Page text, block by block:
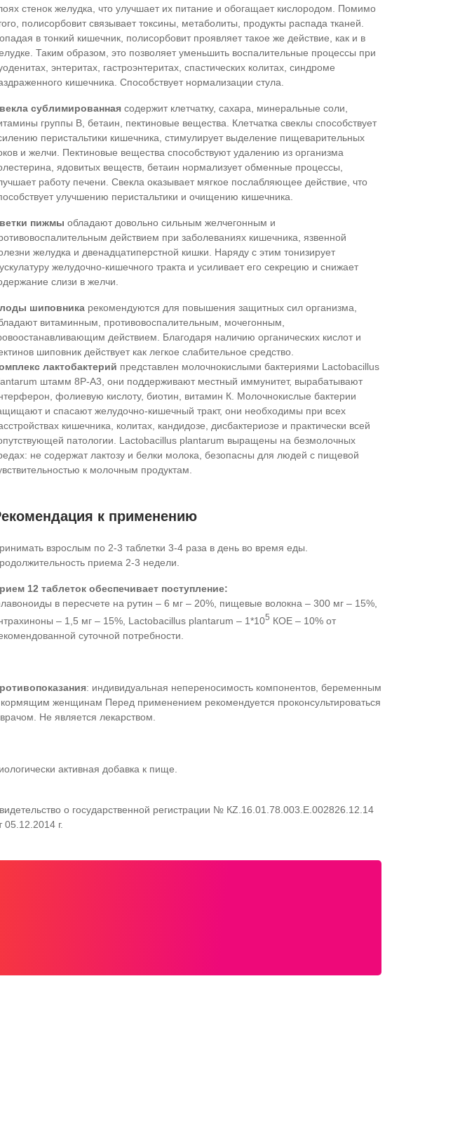
стенок желудка, что улучшает их питание и обогащает кислородом. Помимо
полисорбовит связывает токсины, метаболиты, продукты распада тканей.
в тонкий кишечник, полисорбовит проявляет такое же действие, как и в
Таким образом, это позволяет уменьшить воспалительные процессы при
энтеритах, гастроэнтеритах, спастических колитах, синдроме
кишечника. Способствует нормализации стула.
сублимированная содержит клетчатку, сахара, минеральные соли,
группы В, бетаин, пектиновые вещества. Клетчатка свеклы способствует
перистальтики кишечника, стимулирует выделение пищеварительных
и желчи. Пектиновые вещества способствуют удалению из организма
ядовитых веществ, бетаин нормализует обменные процессы,
работу печени. Свекла оказывает мягкое послабляющее действие, что
улучшению перистальтики и очищению кишечника.
пижмы обладают довольно сильным желчегонным и
действием при заболеваниях кишечника, язвенной
желудка и двенадцатиперстной кишки. Наряду с этим тонизирует
желудочно-кишечного тракта и усиливает его секрецию и снижает
слизи в желчи.
шиповника рекомендуются для повышения защитных сил организма,
витаминным, противовоспалительным, мочегонным,
действием. Благодаря наличию органических кислот и
шиповник действует как легкое слабительное средство.
лактобактерий представлен молочнокислыми бактериями Lactobacillus
штамм 8Р-А3, они поддерживают местный иммунитет, вырабатывают
фолиевую кислоту, биотин, витамин К. Молочнокислые бактерии
и спасают желудочно-кишечный тракт, они необходимы при всех
кишечника, колитах, кандидозе, дисбактериозе и практически всей
патологии. Lactobacillus plantarum выращены на безмолочных
не содержат лактозу и белки молока, безопасны для людей с пищевой
к молочным продуктам.
к применению
взрослым по 2-3 таблетки 3-4 раза в день во время еды.
приема 2-3 недели.
12 таблеток обеспечивает поступление:
в пересчете на рутин – 6 мг – 20%, пищевые волокна – 300 мг – 15%,
– 1,5 мг – 15%, Lactobacillus plantarum – 1*105 КОЕ – 10% от
суточной потребности.
: индивидуальная непереносимость компонентов, беременным
женщинам Перед применением рекомендуется проконсультироваться
Не является лекарством.
активная добавка к пище.
о государственной регистрации № КZ.16.01.78.003.Е.002826.12.14
05.12.2014 г.